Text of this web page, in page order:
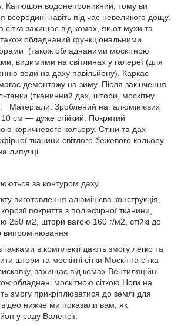
Капюшон водонепроникний, тому ви
навіть під час невеликого дощу.
сітка захищає від комах, як-от мухи та
обладнаний функціональними
(також обладнаними москітною
видимими на світлинах у галереї (для
води на даху павільйону). Каркас
демонтажу на зиму. Після закінчення
(тканинний дах, штори, москітну
Матеріали: Зроблений на алюмінієвих
см — дуже стійкий. Покритий
коричневого кольору. Стіни та дах
тканини світлого бежевого кольору.
липучці.
за контуром даху.
виготовлення алюмінієва конструкція,
покриття з поліефірної тканини,
250 м2, штори вагою 160 г/м2, стійкі до
випромінювання
гачками в комплекті дають змогу легко та
штори та москітні сітки Москітна сітка
захищає від комах Вентиляційні
обладнані москітною сіткою Ноги на
змогу прикріплюватися до землі для
відео нижче ми показали вам, як
у саду Валенсії: